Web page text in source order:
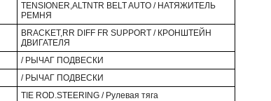
TENSIONER,ALTNTR BELT AUTO / НАТЯЖИТЕЛЬ
РЕМНЯ
BRACKET,RR DIFF FR SUPPORT / КРОНШТЕЙН
ДВИГАТЕЛЯ
/ РЫЧАГ ПОДВЕСКИ
/ РЫЧАГ ПОДВЕСКИ
TIE ROD.STEERING / Рулевая тяга